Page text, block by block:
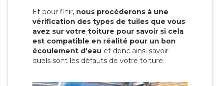
Et pour finir, nous procéderons à une
vérification des types de tuiles que vous
avez sur votre toiture pour savoir si cela
est compatible en réalité pour un bon
écoulement d'eau et donc ainsi savoir
quels sont les défauts de votre toiture.